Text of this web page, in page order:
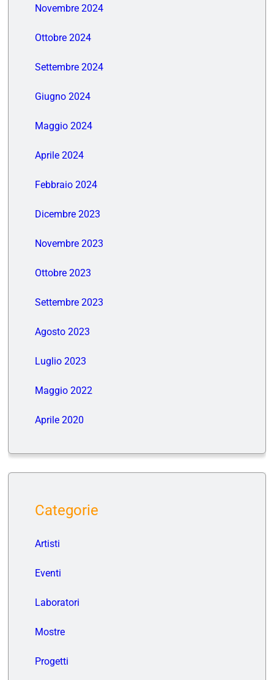
Novembre 2024
Ottobre 2024
Settembre 2024
Giugno 2024
Maggio 2024
Aprile 2024
Febbraio 2024
Dicembre 2023
Novembre 2023
Ottobre 2023
Settembre 2023
Agosto 2023
Luglio 2023
Maggio 2022
Aprile 2020
Categorie
Artisti
Eventi
Laboratori
Mostre
Progetti